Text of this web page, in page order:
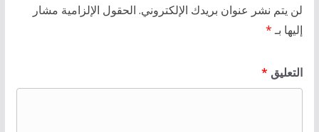
لن يتم نشر عنوان بريدك الإلكتروني. الحقول الإلزامية مشار
إليها بـ*
التعليق *